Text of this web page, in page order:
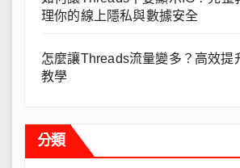
理你的線上隱私與數據安全
怎麼讓Threads流量變多？高效提
教學
分類